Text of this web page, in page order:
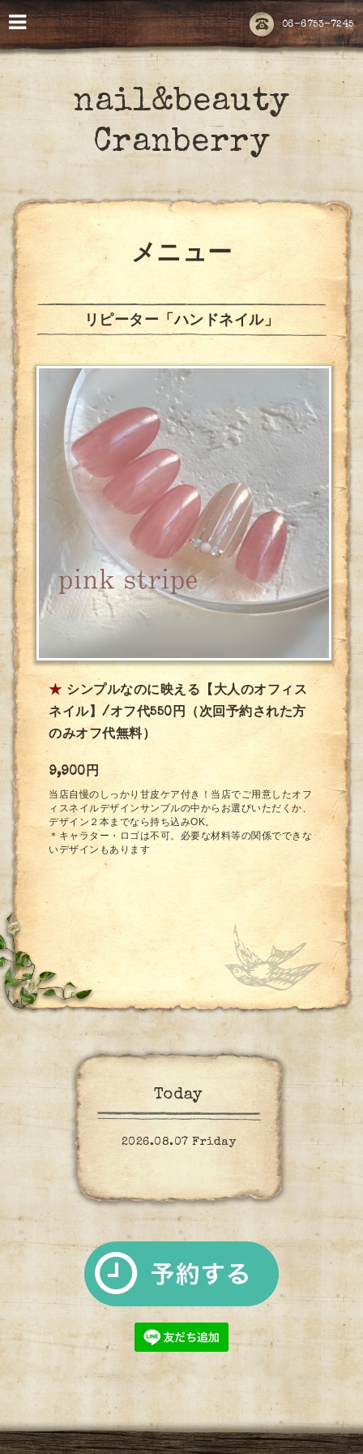
06-6753-7245
nail&beauty
Cranberry
メニュー
リピーター「ハンドネイル」
★ シンプルなのに映える【大人のオフィス
ネイル】/オフ代550円（次回予約された方
のみオフ代無料）
9,900円
当店自慢のしっかり甘皮ケア付き！当店でご用意したオフ
ィスネイルデザインサンプルの中からお選びいただくか、
デザイン２本までなら持ち込みOK。
＊キャラター・ロゴは不可。必要な材料等の関係でできな
いデザインもあります
Today
2026.08.07 Friday